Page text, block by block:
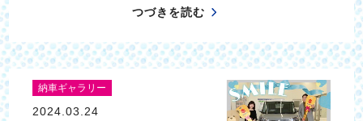
つづきを読む
納車ギャラリー
2024.03.24